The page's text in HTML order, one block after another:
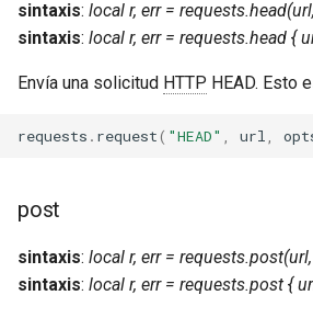
var
vod
vts
wasm-wasmtime
sintaxis: local r, err =
sintaxis: local r, err = requests.head {
Envía una solicitud HTTP HEAD. Esto
requests . request( "HEAD" url
post
sintaxis: local r, err =
sintaxis: local r, err = requests.post {